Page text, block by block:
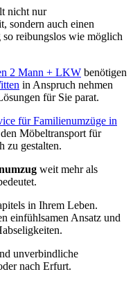
nicht nur
sondern auch einen
reibungslos wie möglich
2 Mann + LKW benötigen
in Anspruch nehmen
für Sie parat.
für Familienumzüge in
Möbeltransport für
zu gestalten.
weit mehr als
in Ihrem Leben.
einfühlsamen Ansatz und
unverbindliche
nach Erfurt.